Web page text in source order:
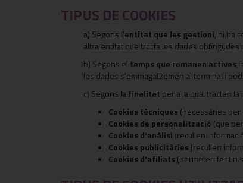
TIPUS DE COOKIES
a) Segons l'entitat que les gestioni, hi ha
altra entitat que tracta les dades obtingudes
b) Segons el temps que romanen actives,
les dades s'emmagatzemen al terminal i
c) Segons lafinalitat per a la qual tracten
Cookies tècniques (necessàries per
Cookies de personalització (que
Cookies d'anàlisi (recullen
Cookies publicitàries (recullen
Cookies d'afiliats (permeten fer un